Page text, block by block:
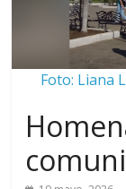
Foto: Liana